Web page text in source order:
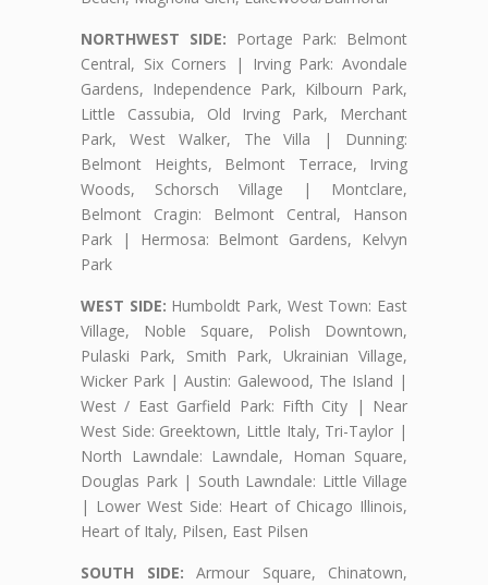
NORTHWEST SIDE: Portage Park: Belmont
Central, Six Corners | Irving Park: Avondale
Gardens, Independence Park, Kilbourn Park,
Little Cassubia, Old Irving Park, Merchant
Park, West Walker, The Villa | Dunning:
Belmont Heights, Belmont Terrace, Irving
Woods, Schorsch Village | Montclare,
Belmont Cragin: Belmont Central, Hanson
Park | Hermosa: Belmont Gardens, Kelvyn
Park
WEST SIDE: Humboldt Park, West Town: East
Village, Noble Square, Polish Downtown,
Pulaski Park, Smith Park, Ukrainian Village,
Wicker Park | Austin: Galewood, The Island |
West / East Garfield Park: Fifth City | Near
West Side: Greektown, Little Italy, Tri-Taylor |
North Lawndale: Lawndale, Homan Square,
Douglas Park | South Lawndale: Little Village
| Lower West Side: Heart of Chicago Illinois,
Heart of Italy, Pilsen, East Pilsen
SOUTH SIDE: Armour Square, Chinatown,